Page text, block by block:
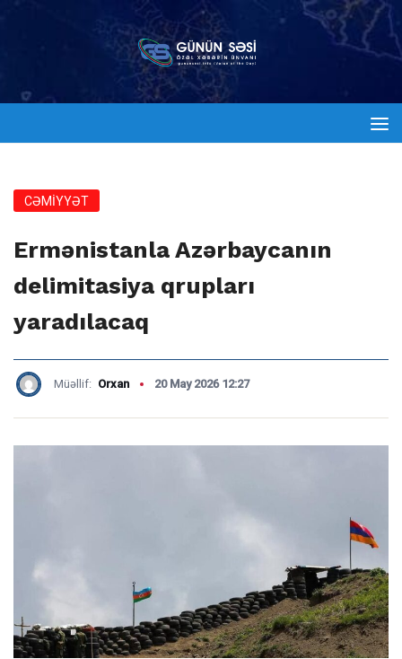
CƏMİYYƏT
Ermənistanla Azərbaycanın
delimitasiya qrupları
yaradılacaq
Müəllif: Orxan 20 May 2026 12:27